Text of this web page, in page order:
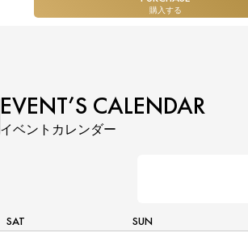
購入する
EVENT’S CALENDAR
イベントカレンダー
SAT SUN